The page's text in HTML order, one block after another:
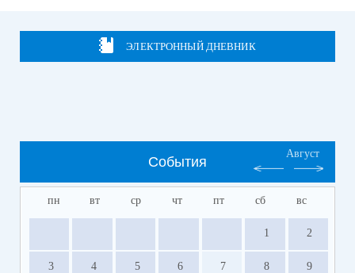
ЭЛЕКТРОННЫЙ ДНЕВНИК
События
Август
пн вт ср чт пт сб вс
1 2
3 4 5 6 7 8 9